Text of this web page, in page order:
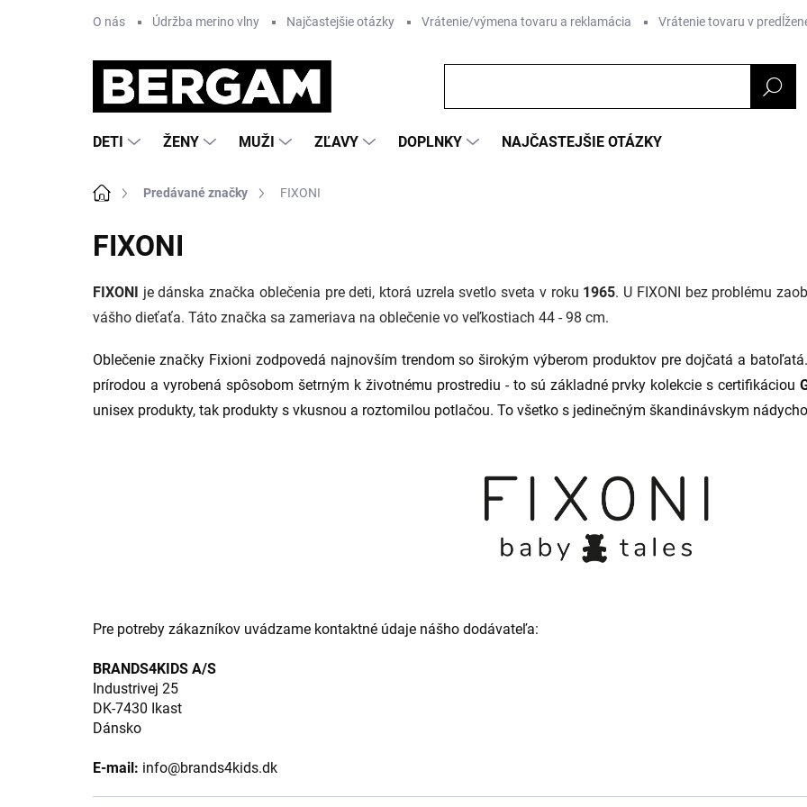
O nás Údržba merino vlny Najčastejšie otázky Vrátenie/výmena tovaru a reklamácia Vrátenie tovaru v
DETI ŽENY MUŽI ZĽAVY DOPLNKY NAJČASTEJŠIE OTÁZKY
DomovPredávané značky FIXONI
FIXONI
FIXONI je dánska značka oblečenia pre deti, ktorá uzrela svetlo sveta v roku 1965. U FIXONI bez problému
vášho dieťaťa. Táto značka sa zameriava na oblečenie vo veľkostiach 44 - 98 cm.
Oblečenie značky Fixioni zodpovedá najnovším trendom so širokým výberom produktov pre dojčatá a
prírodou a vyrobená spôsobom šetrným k životnému prostrediu - to sú základné prvky kolekcie s certifikáciou
unisex produkty, tak produkty s vkusnou a roztomilou potlačou. To všetko s jedinečným škandinávskym
Pre potreby zákazníkov uvádzame kontaktné údaje nášho dodávateľa:
BRANDS4KIDS A/S
Industrivej 25
DK-7430 Ikast
Dánsko
E-mail: info@brands4kids.dk